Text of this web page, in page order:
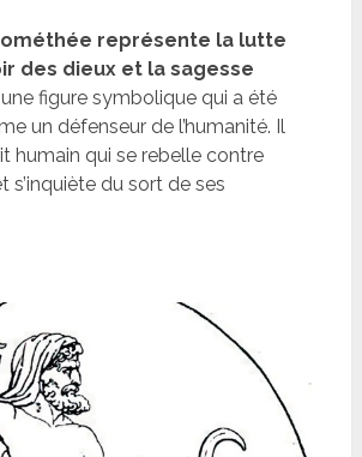
représente la lutte
des dieux et la sagesse
une figure symbolique qui a été
un défenseur de l’humanité. Il
humain qui se rebelle contre
s’inquiète du sort de ses